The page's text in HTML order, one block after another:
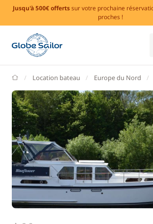
Jusqu'à 500€ offertssur votre prochaine
proches !
GlobeSailor
Location bateau Europe du Nord